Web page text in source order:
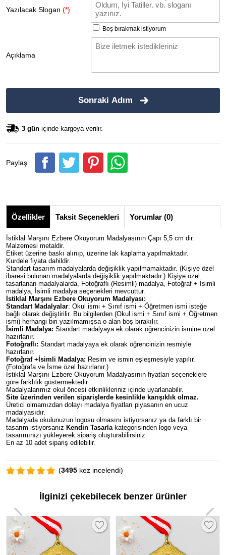
Yazılacak Slogan (*)
Boş bırakmak istiyorum
Açıklama
Sonraki Adım
3 gün içinde kargoya verilir.
Paylaş
Özellikler Taksit Seçenekleri Yorumlar (0)
İstiklal Marşını Ezbere Okuyorum Madalyasının Çapı 5,5 cm dir.
Malzemesi metaldir.
Etiket üzerine baskı alınıp, üzerine lak kaplama yapılmaktadır.
Kurdele fiyata dahildir.
Standart tasarım madalyalarda değişiklik yapılmamaktadır. (Kişiye özel
ibaresi bulunan madalyalarda değişiklik yapılmaktadır.) Kişiye özel
tasarlanan madalyalarda, Fotoğraflı (Resimli) madalya, Fotoğraf + İsimli
madalya, İsimli madalya seçenekleri mevcuttur.
İstiklal Marşını Ezbere Okuyorum Madalyası:
Standart Madalyalar: Okul ismi + Sınıf ismi + Öğretmen ismi isteğe
bağlı olarak değiştirilir. Bu bilgilerden (Okul ismi + Sınıf ismi + Öğretmen
ismi) herhangi biri yazılmamışsa o alan boş bırakılır.
İsimli Madalya: Standart madalyaya ek olarak öğrencinizin ismine özel
hazırlanır.
Fotoğraflı: Standart madalyaya ek olarak öğrencinizin resmiyle
hazırlanır.
Fotoğraf +İsimli Madalya: Resim ve ismin eşleşmesiyle yapılır.
(Fotoğrafa ve İsme özel hazırlanır.)
İstiklal Marşını Ezbere Okuyorum Madalyasının fiyatları seçeneklere
göre farklılık göstermektedir.
Madalyalarımız okul öncesi etkinlikleriniz içinde uyarlanabilir.
Site üzerinden verilen siparişlerde kesinlikle karışıklık olmaz.
Üretici olmamızdan dolayı madalya fiyatları piyasanın en ucuz
madalyasıdır.
Madalyada okulunuzun logosu olmasını istiyorsanız ya da farklı bir
tasarım istiyorsanız Kendin Tasarlakategorisinden logo veya
tasarımınızı yükleyerek sipariş oluşturabilirsiniz.
En az 10 adet sipariş edilebilir.
(3495 kez incelendi)
İlginizi çekebilecek benzer ürünler